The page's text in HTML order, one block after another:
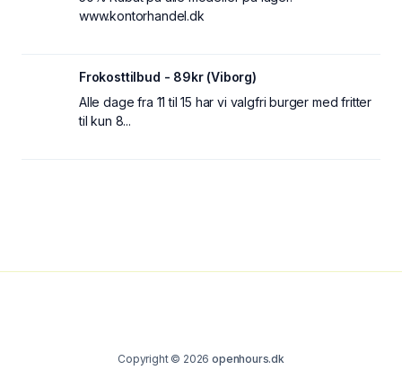
www.kontorhandel.dk
Frokosttilbud - 89kr (Viborg)
Alle dage fra 11 til 15 har vi valgfri burger med fritter
til kun 8...
Copyright © 2026openhours.dk